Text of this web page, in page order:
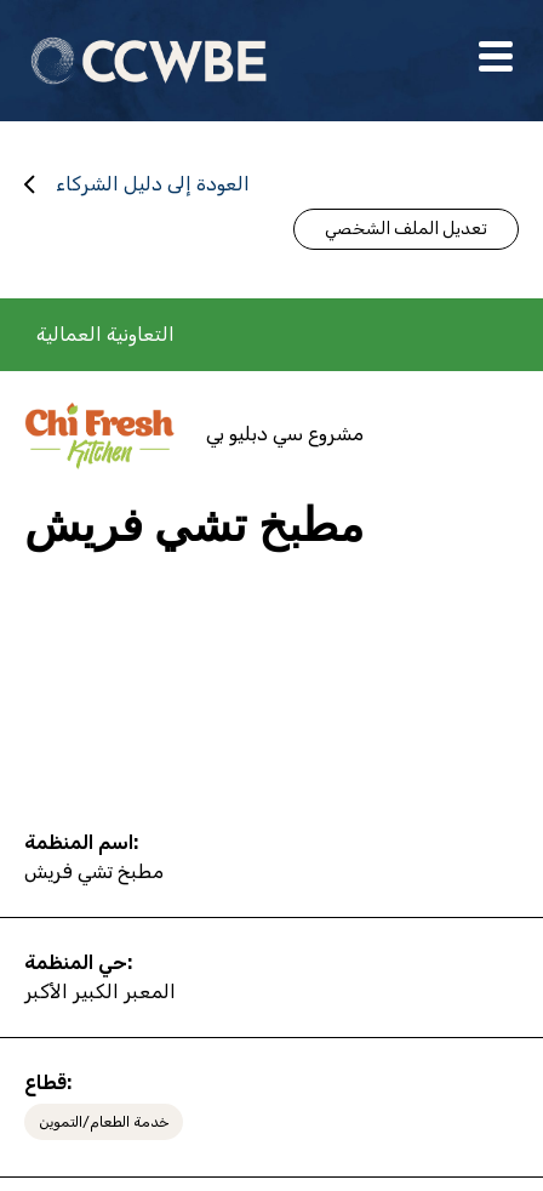
العودة إلى دليل الشركاء
تعديل الملف الشخصي
التعاونية العمالية
مشروع سي دبليو بي
مطبخ تشي فريش
اسم المنظمة:
مطبخ تشي فريش
حي المنظمة:
المعبر الكبير الأكبر
قطاع:
خدمة الطعام/التموين